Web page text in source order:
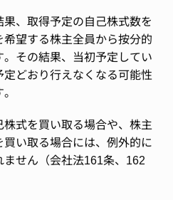
、取得予定の自己株式数を
望する株主全員から按分的
その結果、当初予定してい
どおり行えなくなる可能性
式を買い取る場合や、株主
い取る場合には、例外的に
せん（会社法161条、162